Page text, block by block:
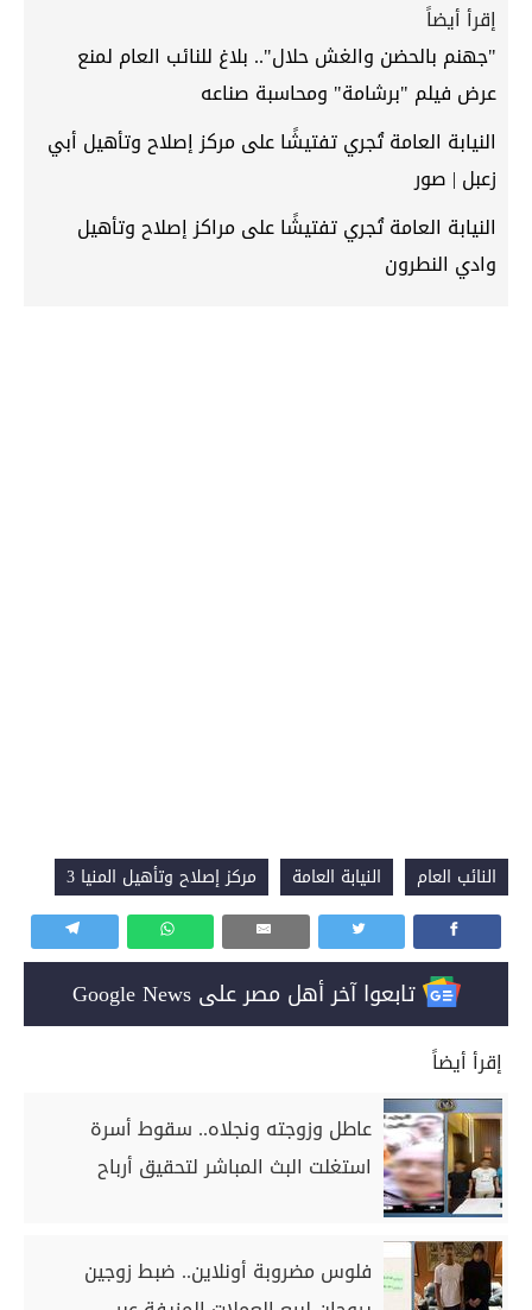
إقرأ أيضاً
"جهنم بالحضن والغش حلال".. بلاغ للنائب العام لمنع
عرض فيلم "برشامة" ومحاسبة صناعه
النيابة العامة تُجري تفتيشًا على مركز إصلاح وتأهيل أبي
زعبل | صور
النيابة العامة تُجري تفتيشًا على مراكز إصلاح وتأهيل
وادي النطرون
النائب العام النيابة العامة مركز إصلاح وتأهيل المنيا 3
تابعوا آخر أهل مصر على Google News
إقرأ أيضاً
عاطل وزوجته ونجلاه.. سقوط أسرة
استغلت البث المباشر لتحقيق أرباح
فلوس مضروبة أونلاين.. ضبط زوجين